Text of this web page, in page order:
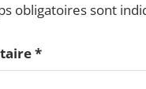
obligatoires sont
*